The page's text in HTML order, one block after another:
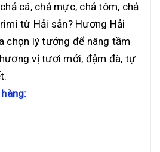
cá, chả mực, chả tôm, chả
từ Hải sản? Hương Hải
chọn lý tưởng để nâng tầm
vị tươi mới, đậm đà, tự